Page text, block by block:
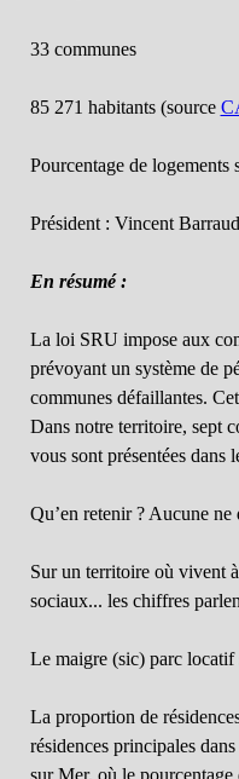
33 communes
85 271 habitants (source
Pourcentage de
Président : Vincent
En résumé :
La loi SRU impose aux
prévoyant un système de
communes défaillantes.
Dans notre territoire, sept
vous sont présentées dans
Qu’en retenir ? Aucune
Sur un territoire où vivent
sociaux... les chiffres
Le maigre (sic) parc locatif
La proportion de
résidences principales
sur Mer, où le